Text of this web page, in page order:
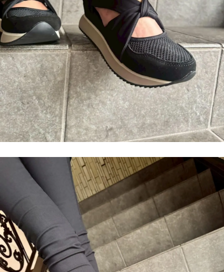
37.0
37,180円(税3,380円)
SOLD OUT
38.0
37,180円(税3,380円)
SOLD OUT
39.0
37,180円(税3,380円)
SOLD OUT
37,180円(税3,380円)
SOLD OUT